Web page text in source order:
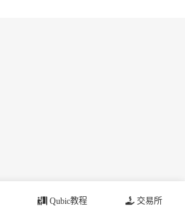
Qubic教程 交易所